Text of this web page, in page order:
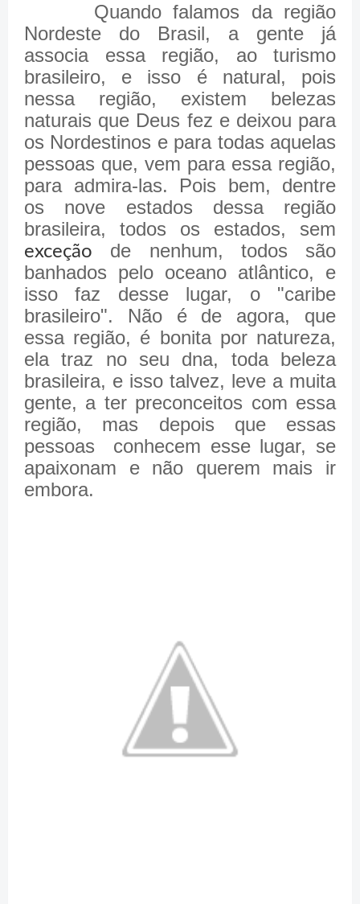
Quando falamos da região
Nordeste do Brasil, a gente já
associa essa região, ao turismo
brasileiro, e isso é natural, pois
nessa região, existem belezas
naturais que Deus fez e deixou para
os Nordestinos e para todas aquelas
pessoas que, vem para essa região,
para admira-las. Pois bem, dentre
os nove estados dessa região
brasileira, todos os estados, sem
exceção
de nenhum, todos são
banhados pelo oceano atlântico, e
isso faz desse lugar, o "caribe
brasileiro". Não é de agora, que
essa região, é bonita por natureza,
ela traz no seu dna, toda beleza
brasileira, e isso talvez, leve a muita
gente, a ter preconceitos com essa
região, mas depois que essas
pessoas conhecem esse lugar, se
apaixonam e não querem mais ir
embora.